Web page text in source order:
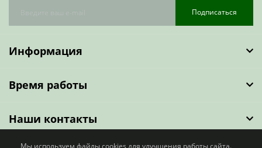
Подписаться
Информация
Время работы
Наши контакты
Мы используем файлы cookies для улучшения работы сайта.